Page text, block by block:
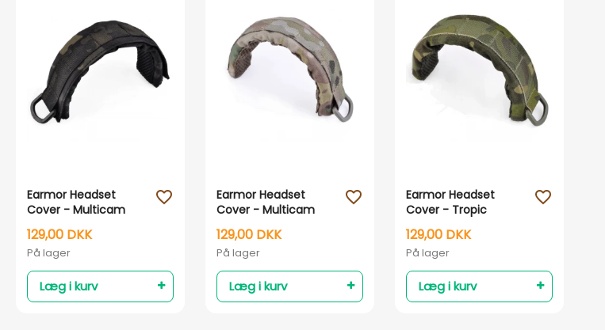
Earmor Headset
Cover - Multicam
Black
129,00 DKK
På lager
Læg i kurv
favorite_outline
Earmor Headset
Cover - Multicam
129,00 DKK
På lager
Læg i kurv
favorite_outline
Earmor Headset
Cover - Tropic
Multicam
129,00 DKK
På lager
Læg i kurv
favorite_outline